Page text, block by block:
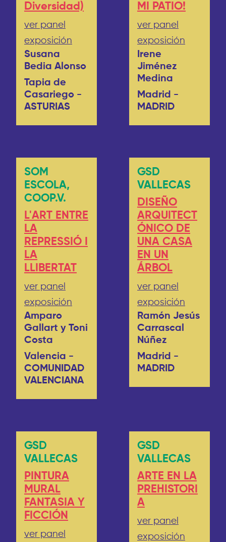
Diversidad)
ver panel
exposición
Susana
Bedia Alonso
Tapia de
Casariego -
ASTURIAS
MI PATIO!
ver panel
exposición
Irene
Jiménez
Medina
Madrid -
MADRID
SOM
ESCOLA,
COOP.V.
L'ART ENTRE
LA
REPRESSIÓ I
LA
LLIBERTAT
ver panel
exposición
Amparo
Gallart y Toni
Costa
Valencia -
COMUNIDAD
VALENCIANA
GSD
VALLECAS
DISEÑO
ARQUITECT
ÓNICO DE
UNA CASA
EN UN
ÁRBOL
ver panel
exposición
Ramón Jesús
Carrascal
Núñez
Madrid -
MADRID
GSD
VALLECAS
PINTURA
MURAL
FANTASIA Y
FICCIÓN
ver panel
GSD
VALLECAS
ARTE EN LA
PREHISTORI
A
ver panel
exposición